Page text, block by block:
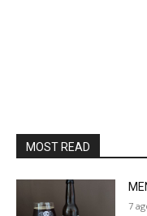
MOST READ
7